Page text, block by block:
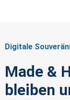
Digitale
Made &
bleiben